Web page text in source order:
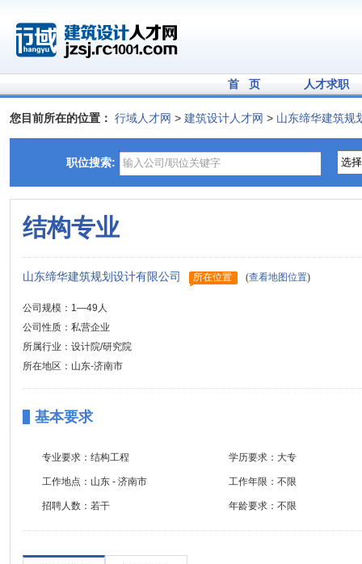
首 页 人才求职
您目前所在的位置： 行域人才网 > 建筑设计人才网 > 山东缔华建筑规
职位搜索:
结构专业
山东缔华建筑规划设计有限公司 所在位置 (查看地图位置)
公司规模：1—49人
公司性质：私营企业
所属行业：设计院/研究院
所在地区：山东-济南市
基本要求
专业要求： 结构工程 学历要求： 大专
工作地点： 山东 - 济南市 工作年限： 不限
招聘人数： 若干 年龄要求： 不限